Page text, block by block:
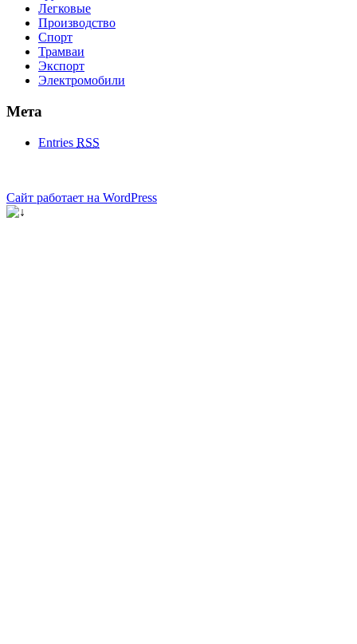
Легковые
Производство
Спорт
Трамваи
Экспорт
Электромобили
Мета
Entries RSS
Сайт работает на WordPress